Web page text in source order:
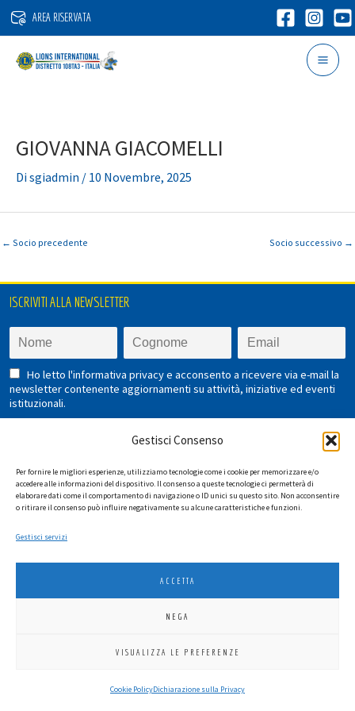
Gestisci Consenso
Per fornire le migliori esperienze, utilizziamo tecnologie come i cookie per memorizzare e/o
accedere alle informazioni del dispositivo. Il consenso a queste tecnologie ci permetterà di
elaborare dati come il comportamento di navigazione o ID unici su questo sito. Non acconsentire
o ritirare il consenso può influire negativamente su alcune caratteristiche e funzioni.
Gestisci servizi
ACCETTA
NEGA
VISUALIZZA LE PREFERENZE
Cookie PolicyDichiarazione sulla Privacy
Vai
contenuto
AREA RISERVATA
GIOVANNA GIACOMELLI
Disgiadmin / 10 Novembre, 2025
← Socio precedente Socio successivo →
ISCRIVITI ALLA NEWSLETTER
Ho letto l'informativa privacy e acconsento a ricevere via e-mail la
newsletter contenente aggiornamenti su attività, iniziative ed eventi
istituzionali.
2026SGI LAB SRL